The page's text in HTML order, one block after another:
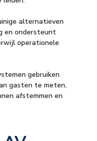
alternatieven
en ondersteunt
operationele
gebruiken
gasten te meten,
afstemmen en